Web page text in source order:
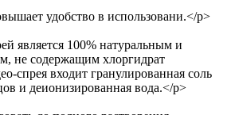
удобство в использовани.</p>
является 100% натуральным и
не содержащим хлоргидрат
спрея входит гранулированная соль
и деионизированная вода.</p>